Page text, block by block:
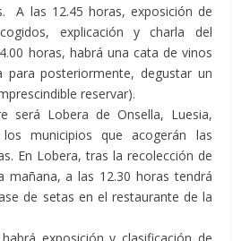
A las 12.45 horas, exposición de
explicación y charla del
horas, habrá una cata de vinos
para posteriormente, degustar un
reservar).
será Lobera de Onsella, Luesia,
municipios que acogerán las
En Lobera,tras la recolección de
mañana, a las 12.30 horas tendrá
de setas en el restaurante de la